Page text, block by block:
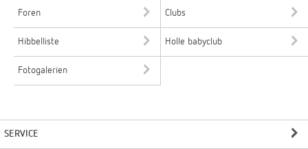
Foren Clubs
Hibbelliste Holle babyclub
Fotogalerien
SERVICE